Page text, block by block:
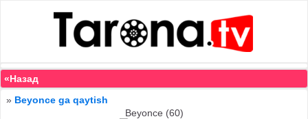
«Назад
» Beyonce ga qaytish
Beyonce (60)